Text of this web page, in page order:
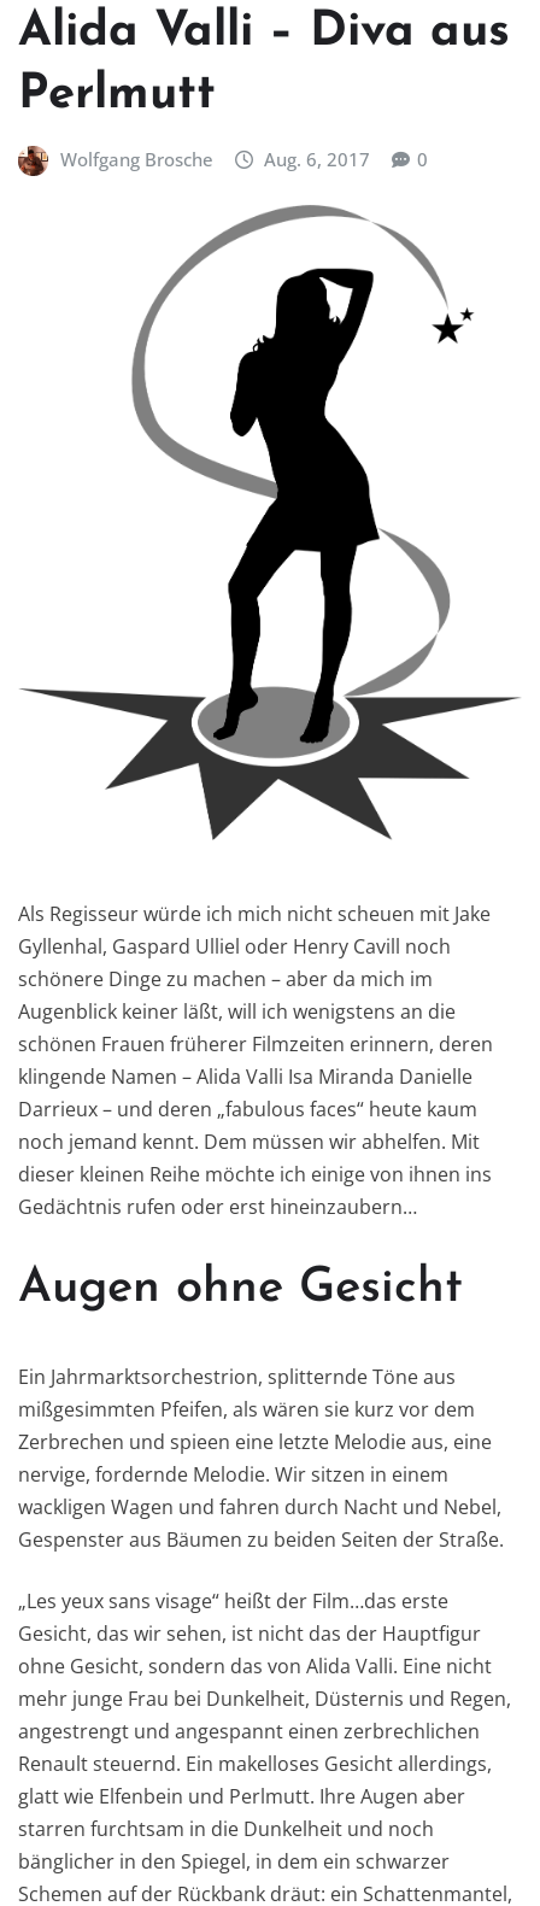
Alida Valli – Diva aus
Perlmutt
Wolfgang Brosche Aug. 6, 2017 0
Als Regisseur würde ich mich nicht scheuen mit Jake
Gyllenhal, Gaspard Ulliel oder Henry Cavill noch
schönere Dinge zu machen – aber da mich im
Augenblick keiner läßt, will ich wenigstens an die
schönen Frauen früherer Filmzeiten erinnern, deren
klingende Namen – Alida Valli Isa Miranda Danielle
Darrieux – und deren „fabulous faces“ heute kaum
noch jemand kennt. Dem müssen wir abhelfen. Mit
dieser kleinen Reihe möchte ich einige von ihnen ins
Gedächtnis rufen oder erst hineinzaubern…
Augen ohne Gesicht
Ein Jahrmarktsorchestrion, splitternde Töne aus
mißgesimmten Pfeifen, als wären sie kurz vor dem
Zerbrechen und spieen eine letzte Melodie aus, eine
nervige, fordernde Melodie. Wir sitzen in einem
wackligen Wagen und fahren durch Nacht und Nebel,
Gespenster aus Bäumen zu beiden Seiten der Straße.
„Les yeux sans visage“ heißt der Film…das erste
Gesicht, das wir sehen, ist nicht das der Hauptfigur
ohne Gesicht, sondern das von Alida Valli. Eine nicht
mehr junge Frau bei Dunkelheit, Düsternis und Regen,
angestrengt und angespannt einen zerbrechlichen
Renault steuernd. Ein makelloses Gesicht allerdings,
glatt wie Elfenbein und Perlmutt. Ihre Augen aber
starren furchtsam in die Dunkelheit und noch
bänglicher in den Spiegel, in dem ein schwarzer
Schemen auf der Rückbank dräut: ein Schattenmantel,